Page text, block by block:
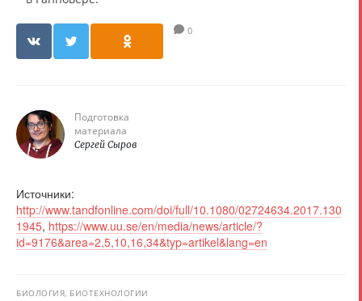
0
Подготовка
материала
Сергей Сыров
Источники:
http://www.tandfonline.com/doi/full/10.1080/02724634.2017.130
1945, https://www.uu.se/en/media/news/article/?
id=9176&area=2,5,10,16,34&typ=artikel&lang=en
БИОЛОГИЯ, БИОТЕХНОЛОГИИ